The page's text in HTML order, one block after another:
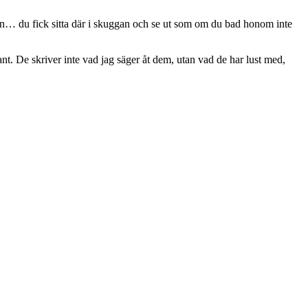
du fick sitta där i skuggan och se ut som om du bad honom inte
De skriver inte vad jag säger åt dem, utan vad de har lust med,